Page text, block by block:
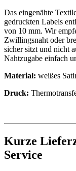
Das eingenähte
gedruckten Labels
von 10 mm. Wir
Zwillingsnaht oder
sicher sitzt und nicht
Nahtzugabe einfach
Material: weißes
Druck:
Kurze
Service